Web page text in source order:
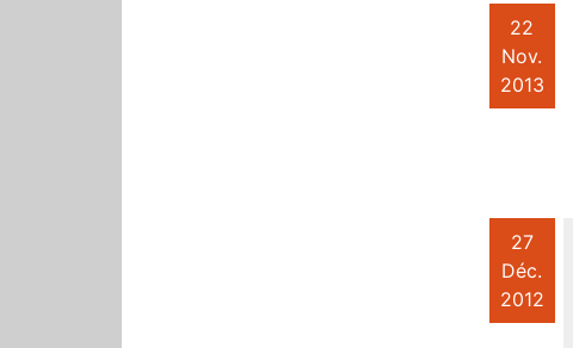
22
Nov.
2013
27
Déc.
2012